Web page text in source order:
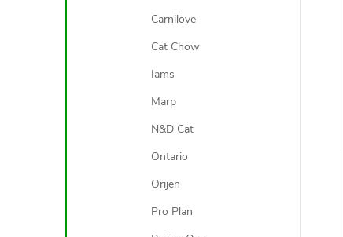
Carnilove
Cat Chow
Iams
Marp
N&D Cat
Ontario
Orijen
Pro Plan